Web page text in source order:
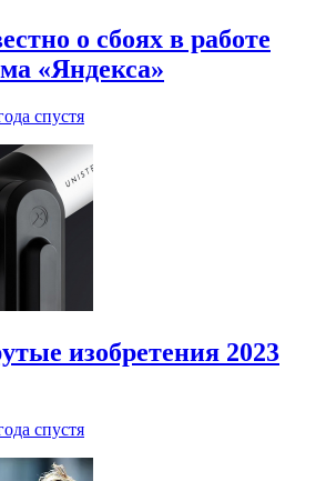
о сбоях в работе
«Яндекса»
спустя
изобретения 2023
спустя